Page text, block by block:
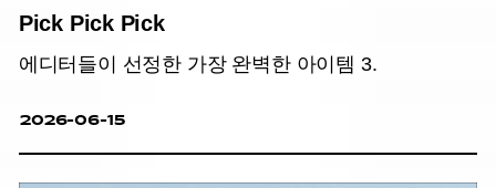
Pick Pick Pick
에디터들이 선정한 가장 완벽한 아이템 3.
2026-06-15